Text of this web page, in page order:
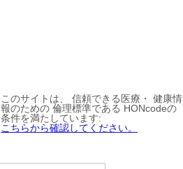
このサイトは、 信頼できる医療・ 健康情
報のための 倫理標準である HONcodeの
条件を満たしています:
こちらから確認してください。